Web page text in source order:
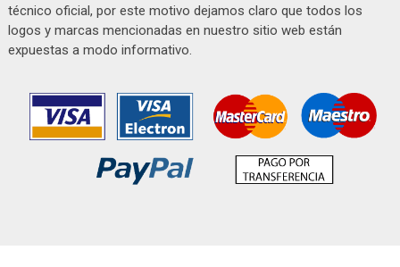
técnico oficial, por este motivo dejamos claro que todos los
logos y marcas mencionadas en nuestro sitio web están
expuestas a modo informativo.